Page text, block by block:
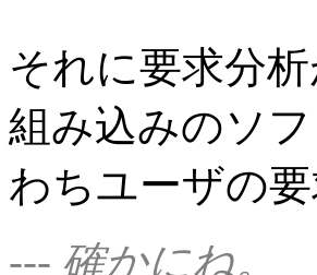
それに要求分
組み込みのソ
わちユーザの
--- 確かにね。